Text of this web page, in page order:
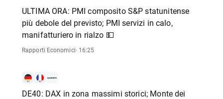
ULTIMA ORA: PMI composito S&P statunitense
più debole del previsto; PMI servizi in calo,
manifatturiero in rialzo 💵
Rapporti Economici· 16:25
DE40: DAX in zona massimi storici; Monte dei